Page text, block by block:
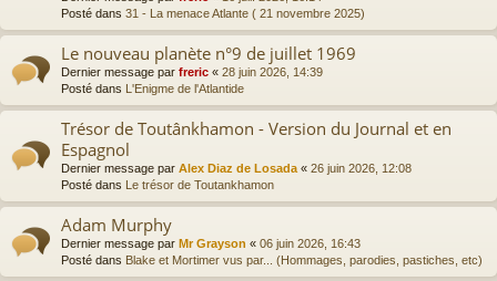
Posté dans 31 - La menace Atlante ( 21 novembre 2025)
Le nouveau planète n°9 de juillet 1969
Dernier message par freric « 28 juin 2026, 14:39
Posté dans L'Enigme de l'Atlantide
Trésor de Toutânkhamon - Version du Journal et en
Espagnol
Dernier message par Alex Diaz de Losada « 26 juin 2026, 12:08
Posté dans Le trésor de Toutankhamon
Adam Murphy
Dernier message par Mr Grayson « 06 juin 2026, 16:43
Posté dans Blake et Mortimer vus par... (Hommages, parodies, pastiches, etc)